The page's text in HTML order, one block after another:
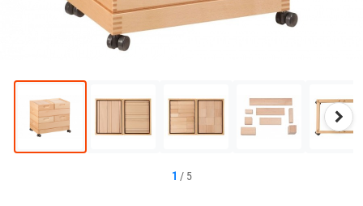
1 / 5